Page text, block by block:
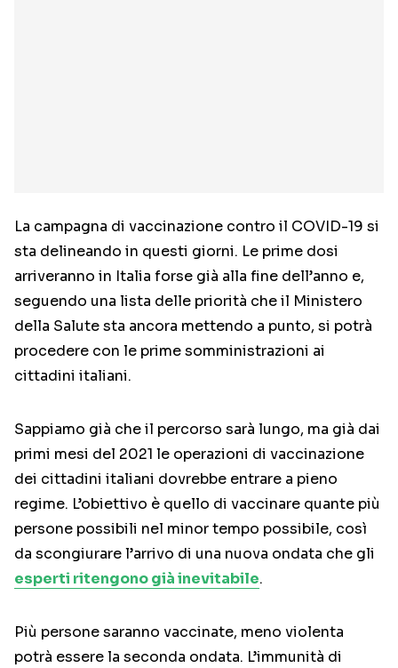
La campagna di vaccinazione contro il COVID-19 si
sta delineando in questi giorni. Le prime dosi
arriveranno in Italia forse già alla fine dell’anno e,
seguendo una lista delle priorità che il Ministero
della Salute sta ancora mettendo a punto, si potrà
procedere con le prime somministrazioni ai
cittadini italiani.
Sappiamo già che il percorso sarà lungo, ma già dai
primi mesi del 2021 le operazioni di vaccinazione
dei cittadini italiani dovrebbe entrare a pieno
regime. L’obiettivo è quello di vaccinare quante più
persone possibili nel minor tempo possibile, così
da scongiurare l’arrivo di una nuova ondata che gli
esperti ritengono già inevitabile.
Più persone saranno vaccinate, meno violenta
potrà essere la seconda ondata. L’immunità di